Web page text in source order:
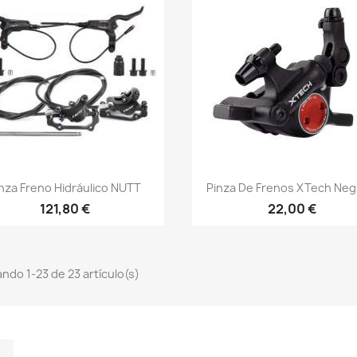
Vista rápida
Freno Hidráulico NUTT
121,80 €
Vista rápida
Pinza De Frenos XTech
22,00 €
1-23 de 23 artículo(s)